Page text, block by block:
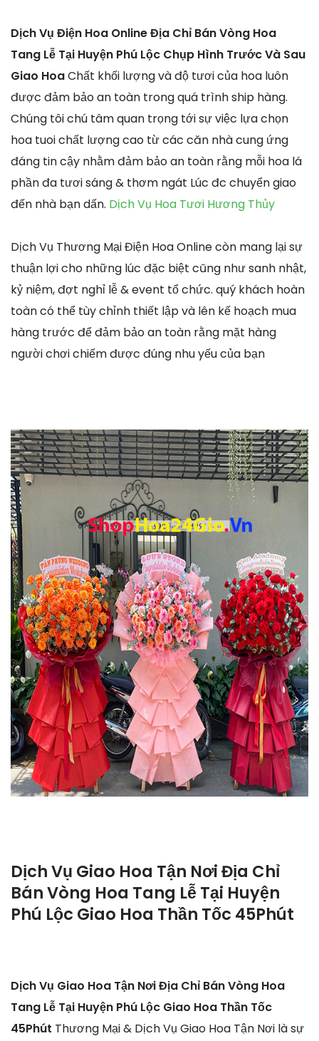
Dịch Vụ Điện Hoa Online Địa Chỉ Bán Vòng Hoa
Tang Lễ Tại Huyện Phú Lộc Chụp Hình Trước Và Sau
Giao HoaChất khối lượng và độ tươi của hoa luôn
được đảm bảo an toàn trong quá trình ship hàng.
Chúng tôi chú tâm quan trọng tới sự việc lựa chọn
hoa tuoi chất lượng cao từ các căn nhà cung ứng
đáng tin cậy nhằm đảm bảo an toàn rằng mỗi hoa lá
phần đa tươi sáng & thơm ngát Lúc đc chuyển giao
đến nhà bạn dấn. Dịch Vụ Hoa Tươi Hương Thủy
Dịch Vụ Thương Mại Điện Hoa Online còn mang lại sự
thuận lợi cho những lúc đặc biệt cũng như sanh nhật,
kỷ niệm, đợt nghỉ lễ & event tổ chức. quý khách hoàn
toàn có thể tùy chỉnh thiết lập và lên kế hoạch mua
hàng trước để đảm bảo an toàn rằng mặt hàng
người chơi chiếm được đúng nhu yếu của bạn
Dịch Vụ Giao Hoa Tận Nơi Địa Chỉ
Bán Vòng Hoa Tang Lễ Tại Huyện
Phú Lộc Giao Hoa Thần Tốc 45Phút
Dịch Vụ Giao Hoa Tận Nơi Địa Chỉ Bán Vòng Hoa
Tang Lễ Tại Huyện Phú Lộc Giao Hoa Thần Tốc
45Phút Thương Mại & Dịch Vụ Giao Hoa Tận Nơi là sự